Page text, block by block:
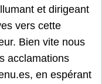
et dirigeant
vers cette
Bien vite nous
acclamations
en espérant